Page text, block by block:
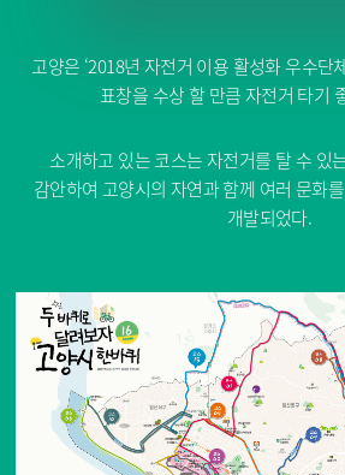
고양은 ‘2018년 자전거 이용 활성화 우수단
표창을 수상 할 만큼 자전거 타기
소개하고 있는 코스는 자전거를 탈 수 있
감안하여 고양시의 자연과 함께 여러 문화
개발되었다.